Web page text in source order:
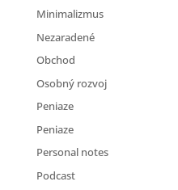
Minimalizmus
Nezaradené
Obchod
Osobný rozvoj
Peniaze
Peniaze
Personal notes
Podcast